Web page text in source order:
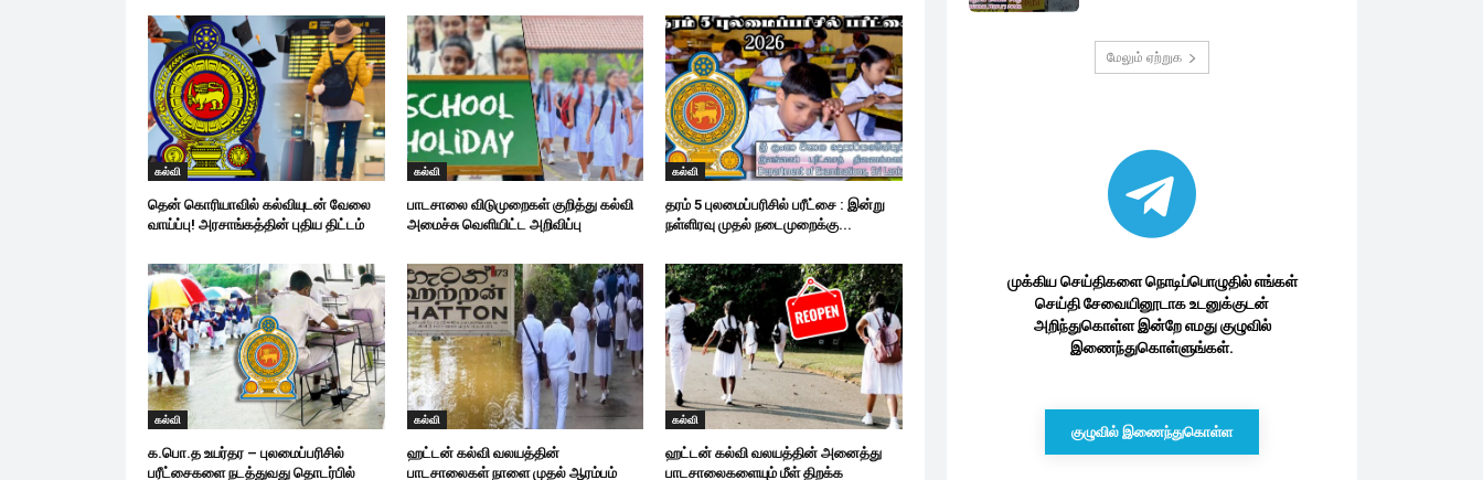
கல்வி
தென் கொரியாவில் கல்வியுடன் வேலை
வாய்ப்பு! அரசாங்கத்தின் புதிய திட்டம்
கல்வி
பாடசாலை விடுமுறைகள் குறித்து கல்வி
அமைச்சு வெளியிட்ட அறிவிப்பு
கல்வி
தரம் 5 புலமைப்பரிசில் பரீட்சை : இன்று
நள்ளிரவு முதல் நடைமுறைக்கு...
கல்வி
க.பொ.த உயர்தர – புலமைப்பரிசில்
பரீட்சைகளை நடத்துவது தொடர்பில்
கல்வி
ஹட்டன் கல்வி வலயத்தின்
பாடசாலைகள் நாளை முதல் ஆரம்பம்
கல்வி
ஹட்டன் கல்வி வலயத்தின் அனைத்து
பாடசாலைகளையும் மீள் திறக்க
மேலும் ஏற்றுக
முக்கிய செய்திகளை நொடிப்பொழுதில் எங்கள்
செய்தி சேவையினூடாக உடனுக்குடன்
அறிந்துகொள்ள இன்றே எமது குழுவில்
இணைந்துகொள்ளுங்கள்.
குழுவில் இணைந்துகொள்ள